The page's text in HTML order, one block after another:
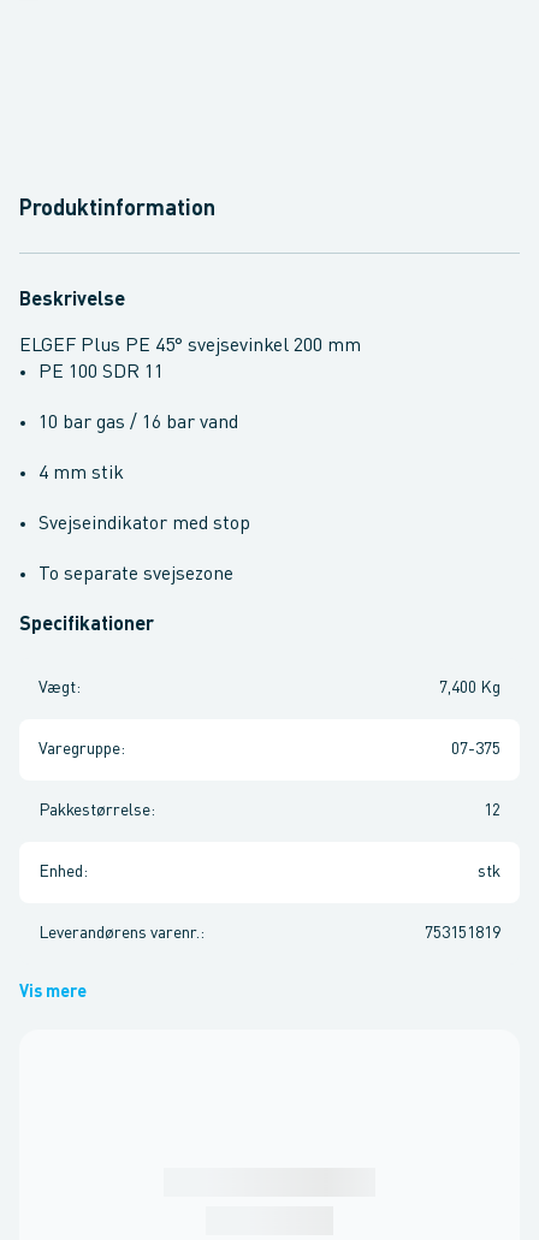
Produktinformation
Beskrivelse
ELGEF Plus PE 45° svejsevinkel 200 mm
PE 100 SDR 11
10 bar gas / 16 bar vand
4 mm stik
Svejseindikator med stop
To separate svejsezone
Specifikationer
Vægt: 7,400 Kg
Varegruppe: 07-375
Pakkestørrelse: 12
Enhed : stk
Leverandørens varenr. : 753151819
Vis mere